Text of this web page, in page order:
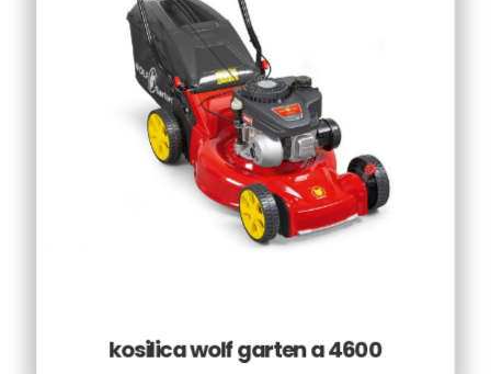
kosilica wolf garten a 4600